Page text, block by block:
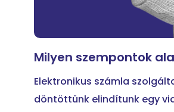
Milyen szempontok
Elektronikus számla
döntöttünk elindítunk egy